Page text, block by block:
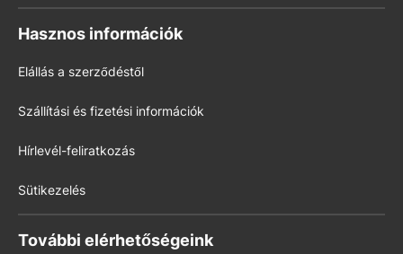
Hasznos információk
Elállás a szerződéstől
Szállítási és fizetési információk
Hírlevél-feliratkozás
Sütikezelés
További elérhetőségeink